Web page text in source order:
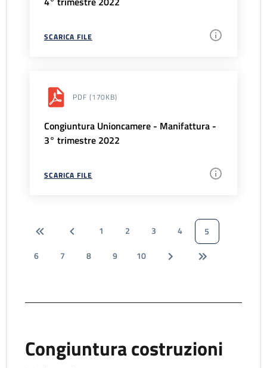
SCARICA FILE
PDF (170KB)
Congiuntura Unioncamere - Manifattura -
3° trimestre 2022
SCARICA FILE
1 2 3 4
5
6
7 8 9 10
Congiuntura costruzioni